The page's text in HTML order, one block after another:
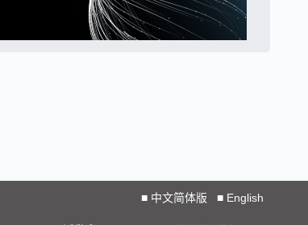
■ 中文简体版 ■ English